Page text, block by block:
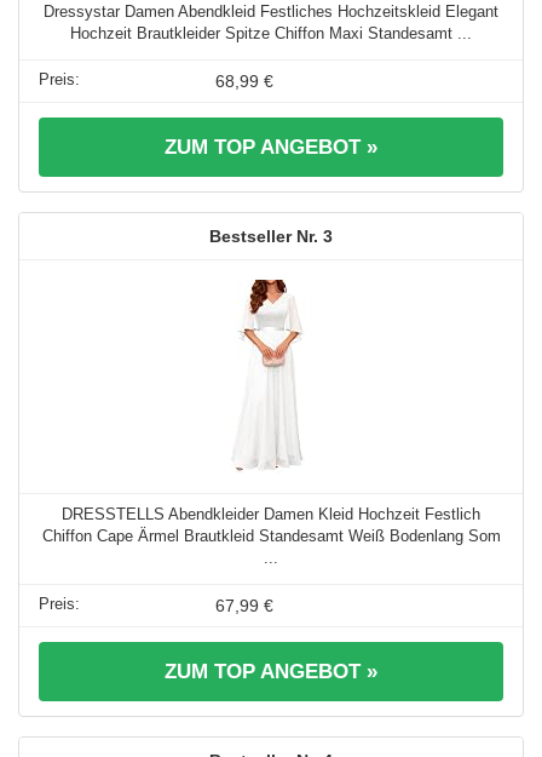
Dressystar Damen Abendkleid Festliches Hochzeitskleid Elegant
Hochzeit Brautkleider Spitze Chiffon Maxi Standesamt ...
68,99 €
ZUM TOP ANGEBOT »
3
DRESSTELLS Abendkleider Damen Kleid Hochzeit Festlich
Chiffon Cape Ärmel Brautkleid Standesamt Weiß Bodenlang Som
67,99 €
ZUM TOP ANGEBOT »